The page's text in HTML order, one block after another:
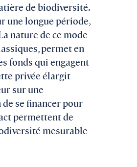
de biodiversité.
une longue période,
nature de ce mode
permet en
fonds qui engagent
privée élargit
sur une
se financer pour
permettent de
mesurable